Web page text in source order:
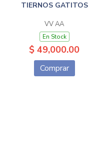
TIERNOS GATITOS
VV AA
En Stock
$ 49,000.00
Comprar